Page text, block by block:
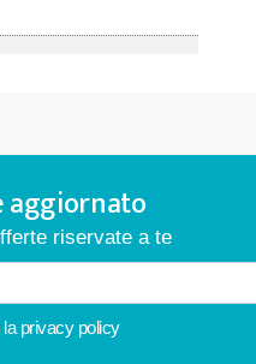
aggiornato
riservate a te
la privacy policy